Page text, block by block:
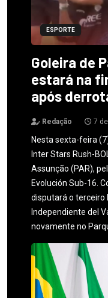
ESPORTE
Goleira de
estará na
após
Redação 7
Nesta sexta-feira
Inter Stars Rush-
Assunção (PAR),
Evolución Sub-16.
disputará o terceiro
Independiente del
novamente no